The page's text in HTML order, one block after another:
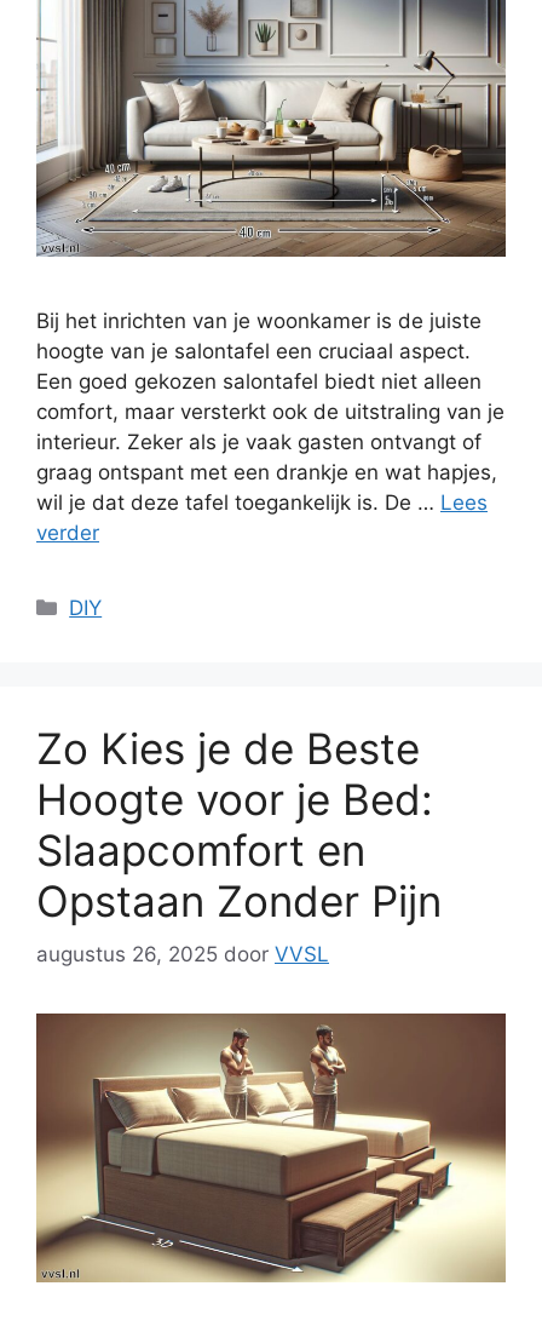
Bij het inrichten van je woonkamer is de juiste
hoogte van je salontafel een cruciaal aspect.
Een goed gekozen salontafel biedt niet alleen
comfort, maar versterkt ook de uitstraling van je
interieur. Zeker als je vaak gasten ontvangt of
graag ontspant met een drankje en wat hapjes,
wil je dat deze tafel toegankelijk is. De … Lees
verder
Categorieën
DIY
Zo Kies je de Beste
Hoogte voor je Bed:
Slaapcomfort en
Opstaan Zonder Pijn
augustus 26, 2025 door VVSL